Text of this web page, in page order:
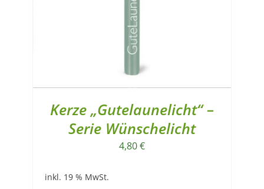
Kerze „Gutelaunelicht“ –
Serie Wünschelicht
4,80€
inkl. 19 % MwSt.